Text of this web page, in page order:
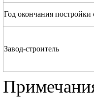
Год окончания постройки
Завод-строитель